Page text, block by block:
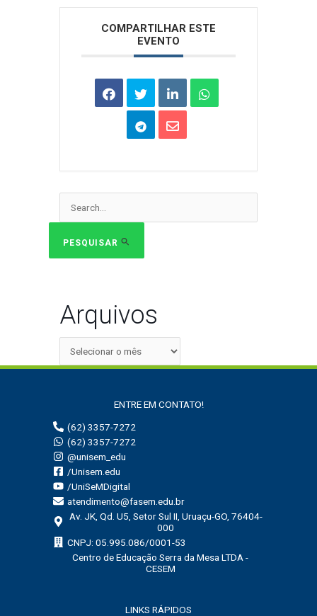
COMPARTILHAR ESTE
EVENTO
Pesquisar
PESQUISAR
Arquivos
ENTRE EM CONTATO!
(62) 3357-7272
(62) 3357-7272
@unisem_edu
/Unisem.edu
/UniSeMDigital
atendimento@fasem.edu.br
Av. JK, Qd. U5, Setor Sul II, Uruaçu-GO, 76404-
000
CNPJ: 05.995.086/0001-53
Centro de Educação Serra da Mesa LTDA -
CESEM
LINKS RÁPIDOS